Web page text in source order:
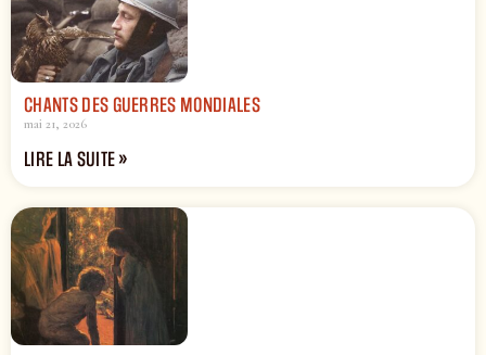
CHANTS DES GUERRES MONDIALES
mai 21, 2026
LIRE LA SUITE »